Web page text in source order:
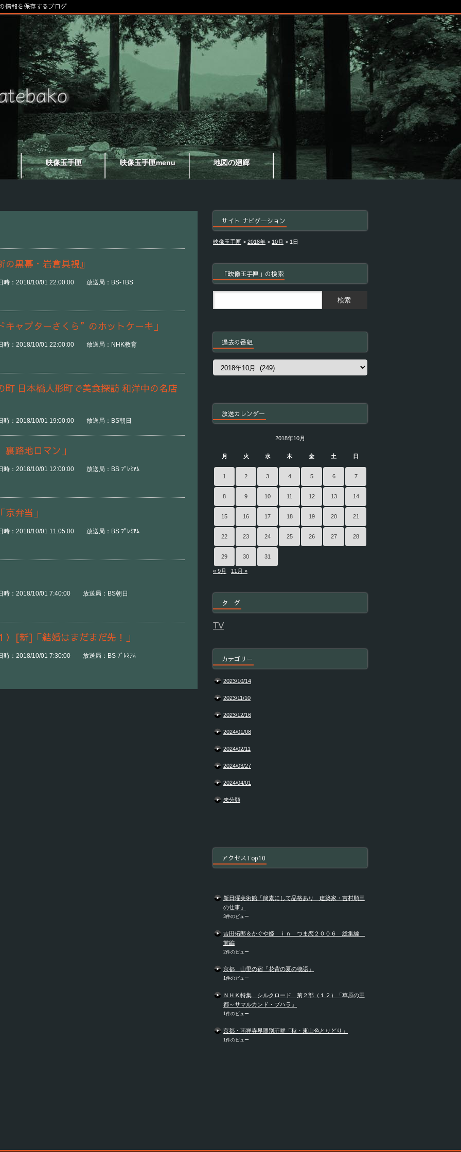
映像玉手匣 映像玉手匣menu 地図の廻廊
情報を保存するブログ
黒幕・岩倉具視』
：2018/10/01 22:00:00 放送局：BS-TBS
ャプターさくら”のホットケーキ」
：2018/10/01 22:00:00 放送局：NHK教育
日本橋人形町で美食探訪 和洋中の名店
：2018/10/01 19:00:00 放送局：BS朝日
路地ロマン」
2018/10/01 12:00:00 放送局：BS ﾌﾟﾚﾐｱﾑ
弁当」
2018/10/01 11:05:00 放送局：BS ﾌﾟﾚﾐｱﾑ
：2018/10/01 7:40:00 放送局：BS朝日
[新]「結婚はまだまだ先！」
2018/10/01 7:30:00 放送局：BS ﾌﾟﾚﾐｱﾑ
サイト ナビゲーション
映像玉手匣 > 2018年 > 10月 > 1日
「映像玉手匣」の検索
過去の番組
過
放送カレンダー
2018年10月
月 火 水 木 金 土 日
1 2 3 4 5 6 7
8 9 10 11 12 13 14
15 16 17 18 19 20 21
22 23 24 25 26 27 28
29 30 31
« 9月 11月 »
タ グ
TV
カテゴリー
2023/10/14
2023/11/10
2023/12/16
2024/01/08
2024/02/11
2024/03/27
2024/04/01
未分類
アクセスTop10
新日曜美術館「簡素にして品格あり 建築家・吉村順三
の仕事」
3件のビュー
吉田拓郎＆かぐや姫 ｉｎ つま恋２００６ 総集編
前編
2件のビュー
京都 山里の宿「花背の夏の物語」
1件のビュー
ＮＨＫ特集 シルクロード 第２部（１２）「草原の王
都～サマルカンド・ブハラ」
1件のビュー
京都・南禅寺界隈別荘群「秋・東山色とりどり」
1件のビュー